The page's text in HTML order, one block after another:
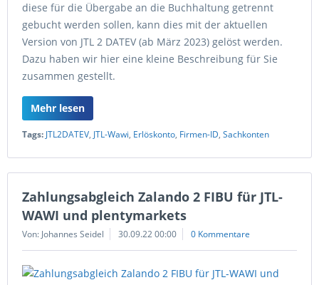
diese für die Übergabe an die Buchhaltung getrennt
gebucht werden sollen, kann dies mit der aktuellen
Version von JTL 2 DATEV (ab März 2023) gelöst werden.
Dazu haben wir hier eine kleine Beschreibung für Sie
zusammen gestellt.
Mehr lesen
Tags: JTL2DATEV, JTL-Wawi, Erlöskonto, Firmen-ID, Sachkonten
Zahlungsabgleich Zalando 2 FIBU für JTL-
WAWI und plentymarkets
Von: Johannes Seidel 30.09.22 00:00 0 Kommentare